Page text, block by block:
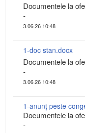
Documentele la
-
3.06.26 10:48
1-doc stan.docx
Documentele la
-
3.06.26 10:48
1-anunț peste
Documentele la
-